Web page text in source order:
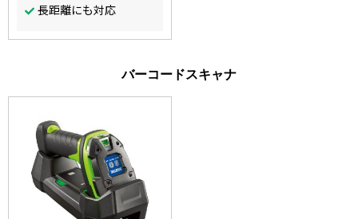
長距離にも対応
バーコードスキャナ